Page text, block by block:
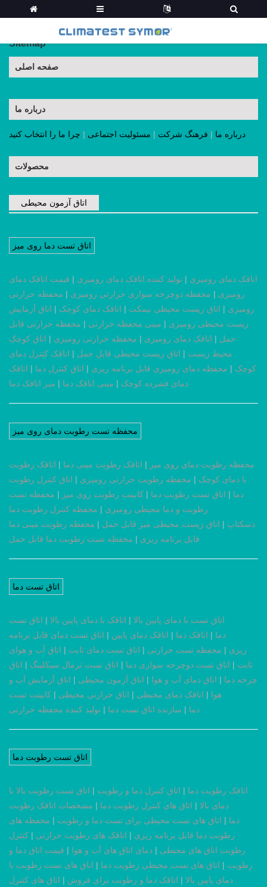
Sitemap
صفحه اصلی
درباره ما
درباره ما | فرهنگ شرکت | مسئولیت اجتماعی | چرا ما را انتخاب کنید
محصولات
اتاق آزمون محیطی
اتاق تست دما روی میز
اتاقک دمای رومیزی | تولید کننده اتاقک دمای رومیزی | قیمت اتاقک دمای
رومیزی | محفظه دوچرخه سواری حرارتی رومیزی | محفظه حرارتی
رومیزی | اتاق زیست محیطی نیمکت | اتاقک دمای کوچک | اتاق آزمایش
زیست محیطی رومیزی | مینی محفظه حرارتی | محفظه حرارتی قابل
حمل | اتاقک دمای رومیزی | محفظه حرارتی رومیزی | اتاق کوچک
محیط زیست | اتاق زیست محیطی قابل حمل | اتاقک کنترل دمای
کوچک | محفظه دمای رومیزی قابل برنامه ریزی | اتاق کنترل دما | اتاقک
دمای فشرده کوچک | مینی اتاقک دما | میز اتاقک دما
محفظه تست رطوبت دمای روی میز
محفظه رطوبت دمای روی میز | اتاقک رطوبت مینی دما | اتاقک رطوبت
با دمای کوچک | محفظه رطوبت حرارتی رومیزی | اتاق کنترل رطوبت
دما | اتاق تست رطوبت دما | کابینت رطوبت روی میز | محفظه تست
رطوبت و دما محیطی رومیزی | محفظه کنترل رطوبت دما
دسکتاپ | اتاق زیست محیطی میز قابل حمل | محفظه رطوبت مینی دما
قابل برنامه ریزی | محفظه تست رطوبت دما قابل حمل
اتاق تست دما
اتاق تست با دمای پایین بالا | اتاقک با دمای پایین بالا | اتاق تست
دما | اتاقک دما | اتاقک دمای پایین | اتاق تست دمای قابل برنامه
ریزی | محفظه تست حرارتی | اتاق تست دمای ثابت | اتاق آب و هوای
ثابت | اتاق تست دوچرخه سواری دما | اتاق تست ترمال سیکلینگ | اتاق
چرخه دما | اتاق دمای آب و هوا | اتاق آزمون محیطی | اتاق آزمایش آب و
هوا | اتاقک دمای محیطی | اتاق حرارتی محیطی | کابینت تست
دما | سازنده اتاق تست دما | تولید کننده محفظه حرارتی
اتاق تست رطوبت دما
اتاقک رطوبت دما | اتاق کنترل دما و رطوبت | اتاق تست رطوبت بالا با
دمای بالا | اتاق های کنترل رطوبت دما | مشخصات اتاقک رطوبت
دما | اتاق های تست محیطی برای تست دما و رطوبت | محفظه های
رطوبت دما قابل برنامه ریزی | اتاقک های رطوبت حرارتی | کنترل
رطوبت اتاق های محیطی | دمای اتاق های آب و هوا | قیمت اتاق دما و
رطوبت | اتاق های تست محیطی رطوبت دما | اتاق های تست رطوبت با
دمای پایین بالا | اتاقک دما و رطوبت برای فروش | اتاق های کنترل